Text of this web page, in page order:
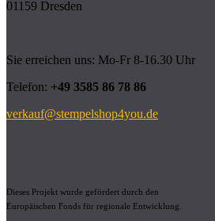
01159 Dresden
Sie erreichen uns: Mo-Fr 8-16.30 Uhr
Telefon: +49 3585 86 78 86
verkauf@stempelshop4you.de
Dieses Projekt wurde gefördert durch den
Europäischen Fonds für regionale Entwicklung.